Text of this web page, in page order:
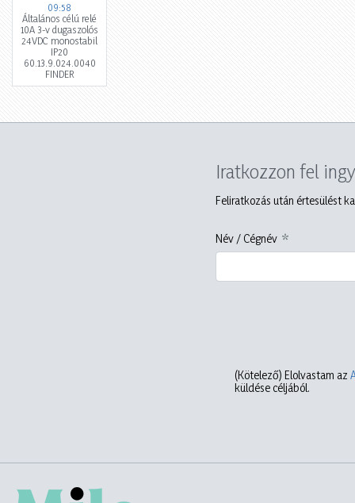
09:58
Általános célú relé
10A 3-v dugaszolós
24VDC monostabil
IP20
60.13.9.024.0040
FINDER
Iratkozzon fel
Feliratkozás után értesülést
Név / Cégnév
(Kötelező) Elolvastam az
küldése céljából.